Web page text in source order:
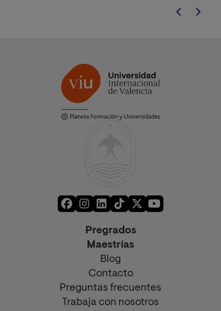
Pregrados
Maestrías
Blog
Contacto
Preguntas frecuentes
Trabaja con nosotros